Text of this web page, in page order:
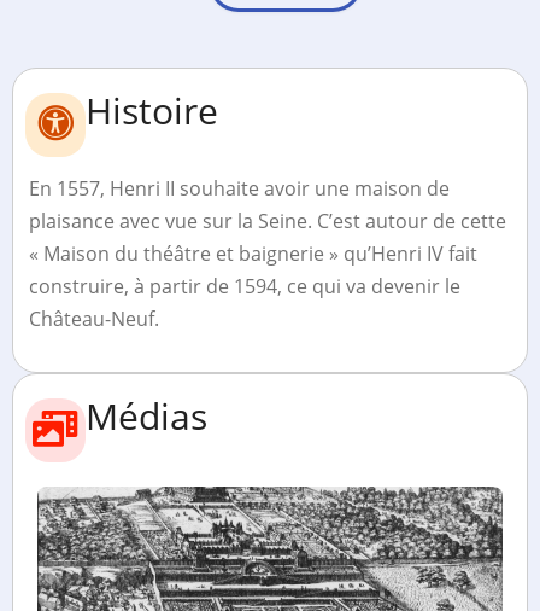
Histoire
En 1557, Henri II souhaite avoir une maison de
plaisance avec vue sur la Seine. C’est autour de cette
« Maison du théâtre et baignerie » qu’Henri IV fait
construire, à partir de 1594, ce qui va devenir le
Château-Neuf.
Médias